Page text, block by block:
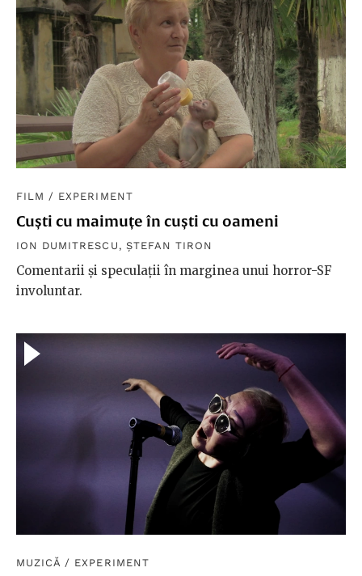
FILM / EXPERIMENT
Cuști cu maimuțe în cuști cu oameni
ION DUMITRESCU , ȘTEFAN TIRON
Comentarii și speculații în marginea unui horror-SF
involuntar.
MUZICĂ / EXPERIMENT